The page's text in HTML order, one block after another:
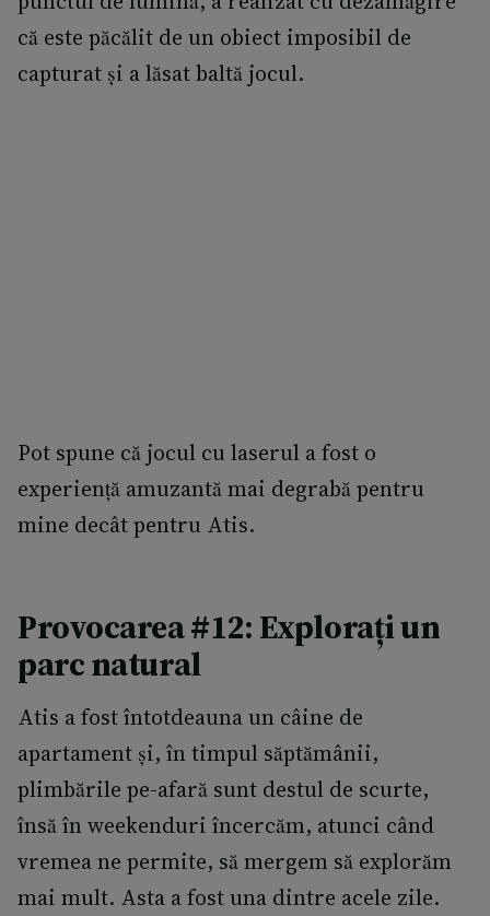
că este păcălit de un obiect imposibil de
capturat și a lăsat baltă jocul.
Pot spune că jocul cu laserul a fost o
experiență amuzantă mai degrabă pentru
mine decât pentru Atis.
Provocarea #12: Explorați un
parc natural
Atis a fost întotdeauna un câine de
apartament și, în timpul săptămânii,
plimbările pe-afară sunt destul de scurte,
însă în weekenduri încercăm, atunci când
vremea ne permite, să mergem să explorăm
mai mult. Asta a fost una dintre acele zile.